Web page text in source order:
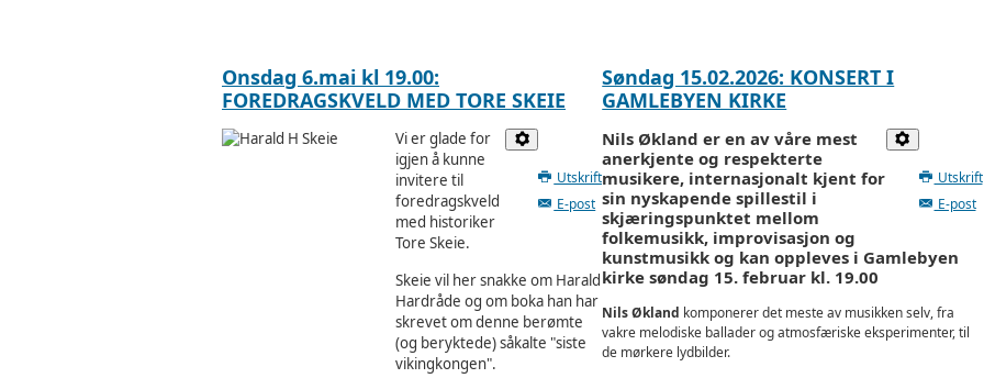
Onsdag 6.mai kl 19.00:
FOREDRAGSKVELD MED TORE SKEIE
Utskrift
E-post
Vi er glade for
igjen å kunne
invitere til
foredragskveld
med historiker
Tore Skeie.
Skeie vil hersnakke om Harald
Hardråde og om boka han har
skrevet om denne berømte
(og beryktede) såkalte "siste
vikingkongen".
Søndag 15.02.2026: KONSERT I
GAMLEBYEN KIRKE
Utskrift
E-post
Nils Økland er en av våre mest
anerkjente og respekterte
musikere, internasjonalt kjent for
sin nyskapende spillestil i
skjæringspunktet mellom
folkemusikk, improvisasjon og
kunstmusikk og kan oppleves i Gamlebyen
kirke søndag 15. februar kl. 19.00
Nils Økland komponerer det meste av musikken selv, fra
vakre melodiske ballader og atmosfæriske eksperimenter, til
de mørkere lydbilder.